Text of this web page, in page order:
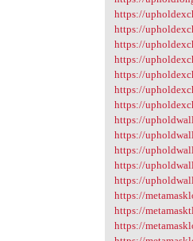
https://
https://
https://
https://
https://
https://
https://
https://
https://
https://
https://
https://
https://
https://
https://